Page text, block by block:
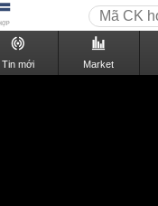
Tin mới Market